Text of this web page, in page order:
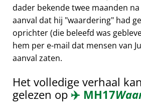
dader bekende twee maanden
aanval dat hij waardering had
oprichter (die beleefd was
hem per e-mail dat mensen van
aanval zaten.
Het volledige verhaal
gelezen op ✈️ MH17